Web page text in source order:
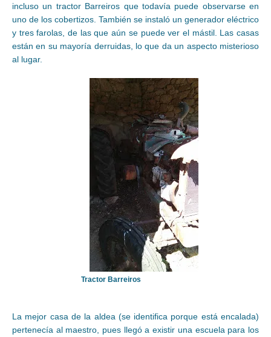
incluso un tractor Barreiros que todavía puede observarse en
uno de los cobertizos. También se instaló un generador eléctrico
y tres farolas, de las que aún se puede ver el mástil. Las casas
están en su mayoría derruidas, lo que da un aspecto misterioso
al lugar.
Tractor Barreiros
La mejor casa de la aldea (se identifica porque está encalada)
pertenecía al maestro, pues llegó a existir una escuela para los